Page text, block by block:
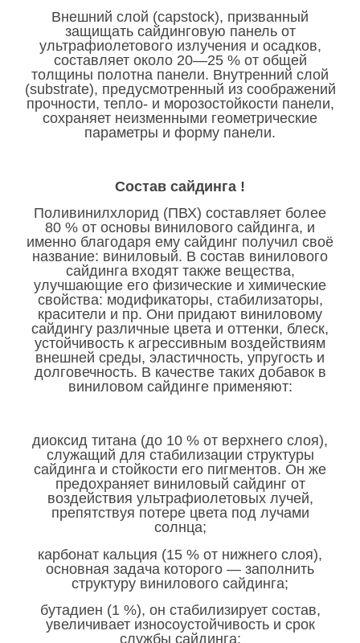
Внешний слой (capstock), призванный
защищать сайдинговую панель от
ультрафиолетового излучения и осадков,
составляет около 20—25 % от общей
толщины полотна панели. Внутренний слой
(substrate), предусмотренный из соображений
прочности, тепло- и морозостойкости панели,
сохраняет неизменными геометрические
параметры и форму панели.
Состав сайдинга !
Поливинилхлорид (ПВХ) составляет более
80 % от основы винилового сайдинга, и
именно благодаря ему сайдинг получил своё
название: виниловый. В состав винилового
сайдинга входят также вещества,
улучшающие его физические и химические
свойства: модификаторы, стабилизаторы,
красители и пр. Они придают виниловому
сайдингу различные цвета и оттенки, блеск,
устойчивость к агрессивным воздействиям
внешней среды, эластичность, упругость и
долговечность. В качестве таких добавок в
виниловом сайдинге применяют:
диоксид титана (до 10 % от верхнего слоя),
служащий для стабилизации структуры
сайдинга и стойкости его пигментов. Он же
предохраняет виниловый сайдинг от
воздействия ультрафиолетовых лучей,
препятствуя потере цвета под лучами
солнца;
карбонат кальция (15 % от нижнего слоя),
основная задача которого — заполнить
структуру винилового сайдинга;
бутадиен (1 %), он стабилизирует состав,
увеличивает износоустойчивость и срок
службы сайдинга;